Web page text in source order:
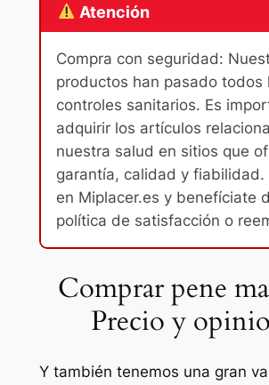
Atención
Compra con seguridad:
productos han pasado todos
controles sanitarios. Es
adquirir los artículos
nuestra salud en sitios que
garantía, calidad y fiabilidad.
en Miplacer.es y benefíciate
política de satisfacción o
Comprar pene
Precio y
Y también tenemos una gran